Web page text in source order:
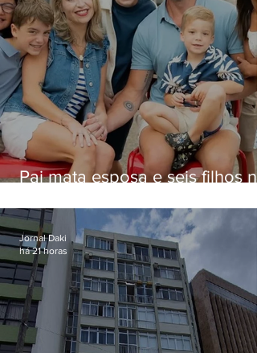
Pai mata esposa e seis filhos
Jornal Daki
há 21 horas